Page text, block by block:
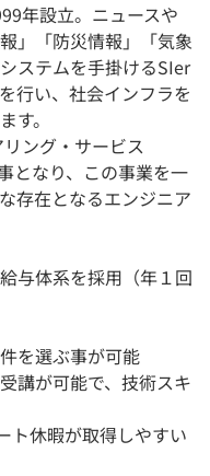
年設立。ニュースや
」「防災情報」「気象
ステムを手掛けるSIer
行い、社会インフラを
す。
ング・サービス
となり、この事業を一
存在となるエンジニア
与体系を採用（年１回
を選ぶ事が可能
講が可能で、技術スキ
休暇が取得しやすい